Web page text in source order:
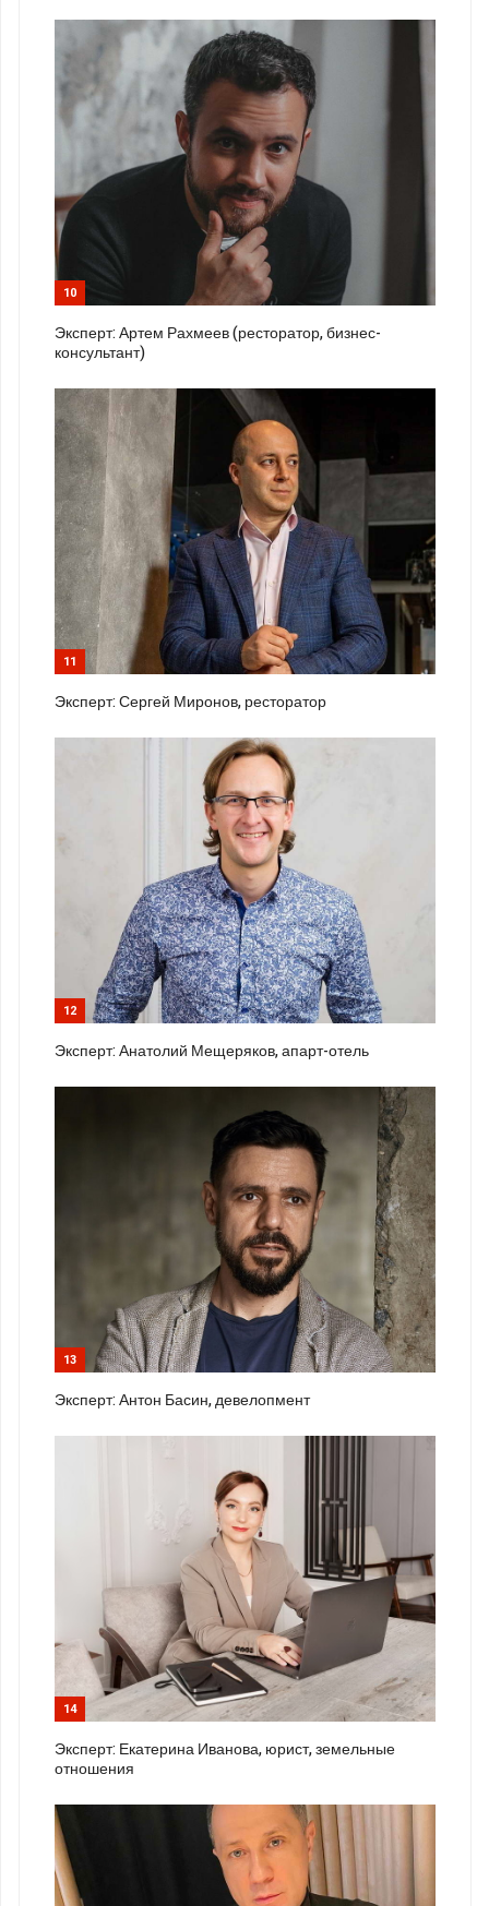
10
Эксперт: Артем Рахмеев (ресторатор, бизнес-
консультант)
11
Эксперт: Сергей Миронов, ресторатор
12
Эксперт: Анатолий Мещеряков, апарт-отель
13
Эксперт: Антон Басин, девелопмент
14
Эксперт: Екатерина Иванова, юрист, земельные
отношения